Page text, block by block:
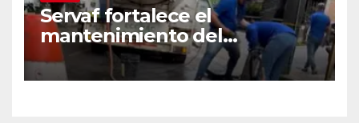
Servaf fortalece el
mantenimiento del
alcantarillado en Florencia
con equipo Vactor.